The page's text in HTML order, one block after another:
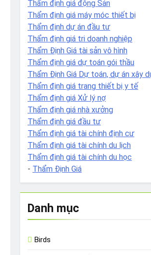
Thẩm định giá động Sản
Thẩm định giá máy móc thiết bị
Thẩm định dự án đầu tư
Thẩm định giá tri doanh nghiệp
Thẩm Định Giá tài sản vô hình
Thẩm định giá dự toán gói thầu
Thẩm Định Giá Dự toán, dự án xây
Thẩm định giá trang thiết bị y tế
Thẩm định giá Xử lý nợ
Thẩm định giá nhà xưởng
Thẩm định giá đầu tư
Thẩm định giá tài chính định cư
Thẩm định giá tài chính du lịch
Thẩm định giá tài chính du học
- Thẩm Định Giá
Danh mục
Birds